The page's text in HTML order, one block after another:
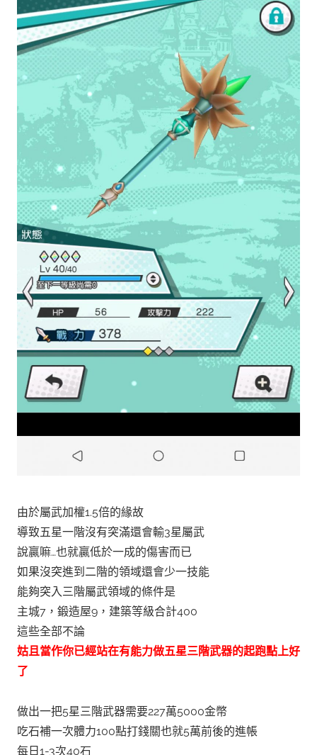
由於屬武加權1.5倍的緣故
導致五星一階沒有突滿還會輸3星屬武
說贏嘛…也就贏低於一成的傷害而已
如果沒突進到二階的領域還會少一技能
能夠突入三階屬武領域的條件是
主城7，鍛造屋9，建築等級合計400
這些全部不論
姑且當作你已經站在有能力做五星三階武器的起跑點上好
了
做出一把5星三階武器需要227萬5000金幣
吃石補一次體力100點打錢關也就5萬前後的進帳
每日1-3次40石